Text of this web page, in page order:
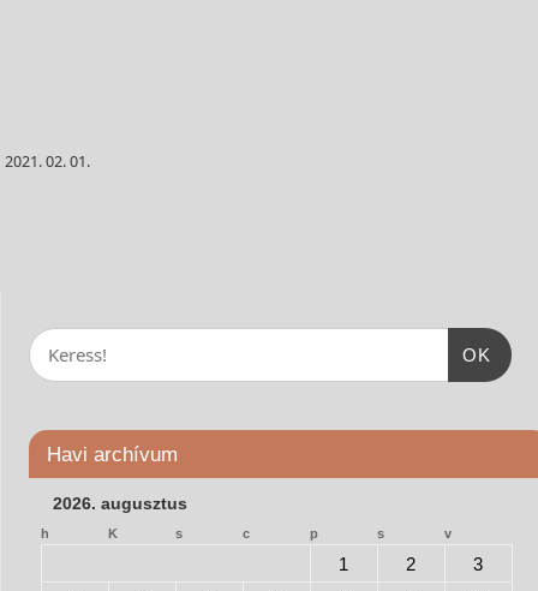
02. 01.
OK
Havi archívum
2026. augusztus
h K s c p s v
1 2
3